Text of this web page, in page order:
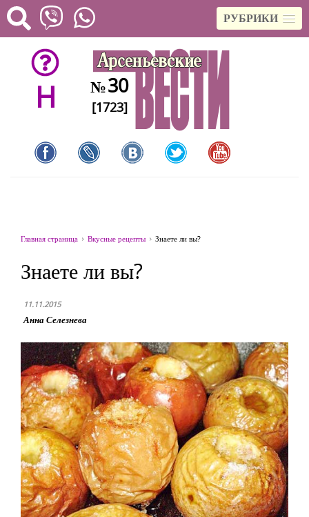
РУБРИКИ
H №30
[1723]
Главная страница Вкусные рецепты Знаете ли вы?
Знаете ли вы?
11.11.2015
Анна Селезнева